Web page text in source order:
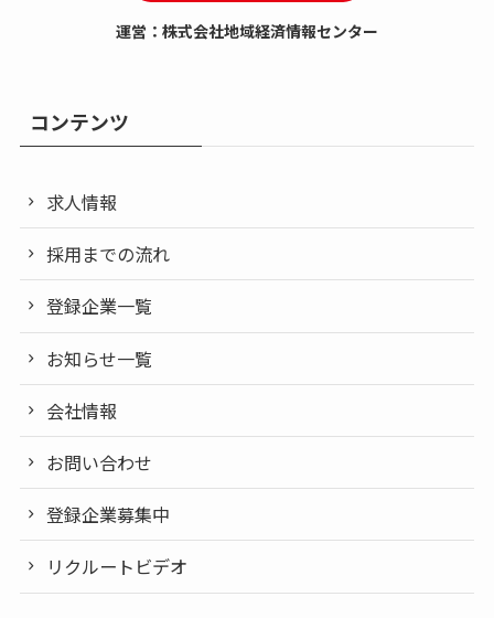
運営：株式会社地域経済情報センター
コンテンツ
求人情報
採用までの流れ
登録企業一覧
お知らせ一覧
会社情報
お問い合わせ
登録企業募集中
リクルートビデオ